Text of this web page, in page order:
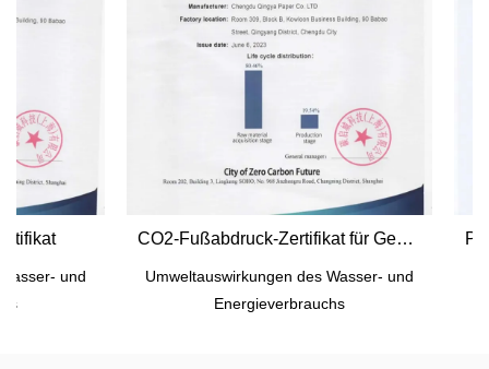
und
CO2-Fußabdruck-Zertifikat für Geschenkpapier
Umweltauswirkungen des Wasser- und
Energieverbrauchs